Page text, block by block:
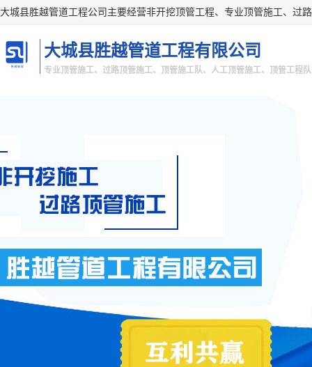
大城县胜越管道工程有限公司
专业顶管施工、过路顶管施工、顶管施工队、人工顶管施工、顶管工程